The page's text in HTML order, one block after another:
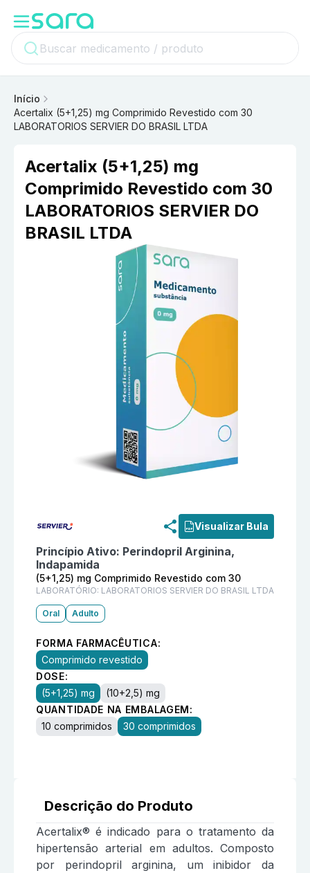
Início
Acertalix (5+1,25) mg Comprimido Revestido com 30
LABORATORIOS SERVIER DO BRASIL LTDA
Acertalix (5+1,25) mg
Comprimido Revestido com 30
LABORATORIOS SERVIER DO
BRASIL LTDA
Visualizar Bula
Princípio Ativo: Perindopril Arginina,
Indapamida
(5+1,25) mg Comprimido Revestido com 30
LABORATÓRIO: LABORATORIOS SERVIER DO BRASIL LTDA
Oral Adulto
FORMA FARMACÊUTICA:
Comprimido revestido
DOSE:
(5+1,25) mg
(10+2,5) mg
QUANTIDADE NA EMBALAGEM:
10 comprimidos
30 comprimidos
Descrição do Produto
Acertalix® é indicado para o tratamento da
hipertensão arterial em adultos. Composto
por perindopril arginina, um inibidor da